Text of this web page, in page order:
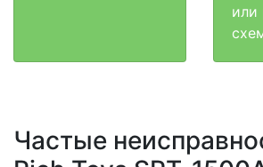
или
Частые